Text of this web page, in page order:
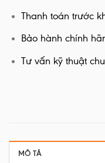
Thanh toán trước
Bảo hành chính
Tư vấn kỹ thuật
MÔ TẢ